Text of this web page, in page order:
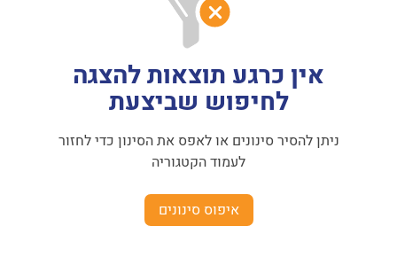
אין כרגע תוצאות להצגה
לחיפוש שביצעת
ניתן להסיר סינונים או לאפס את הסינון כדי לחזור
לעמוד הקטגוריה
איפוס סינונים